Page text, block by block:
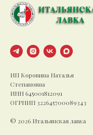
ИП Коровина Наталья
Степановна
ИНН 645001812091
ОГРНИП 322645700089343
© 2026 Итальянская лавка